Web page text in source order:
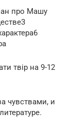
про Машу
твір на 9-12
чувствами, и